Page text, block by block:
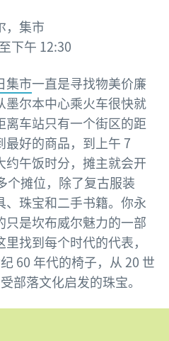
，集市
下午 12:30
集市一直是寻找物美价廉
墨尔本中心乘火车很快就
车站只有一个街区的距
好的商品，到上午 7
约午饭时分，摊主就会开
个摊位，除了复古服装
珠宝和二手书籍。你永
是坎布威尔魅力的一部
找到每个时代的代表，
60 年代的椅子，从 20 世
部落文化启发的珠宝。